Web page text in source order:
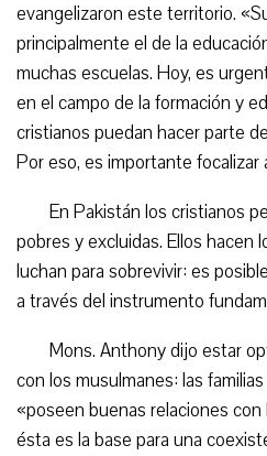
evangelizaron este territorio.
principalmente el de la
muchas escuelas. Hoy, es
en el campo de la formación y
cristianos puedan hacer parte
Por eso, es importante focalizar
En Pakistán los cristianos
pobres y excluidas. Ellos hacen
luchan para sobrevivir: es
a través del instrumento
Mons. Anthony dijo estar
con los musulmanes: las
«poseen buenas relaciones
ésta es la base para una